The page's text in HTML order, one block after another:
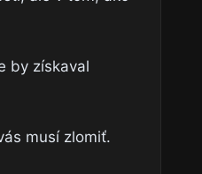
by získaval
musí zlomiť.